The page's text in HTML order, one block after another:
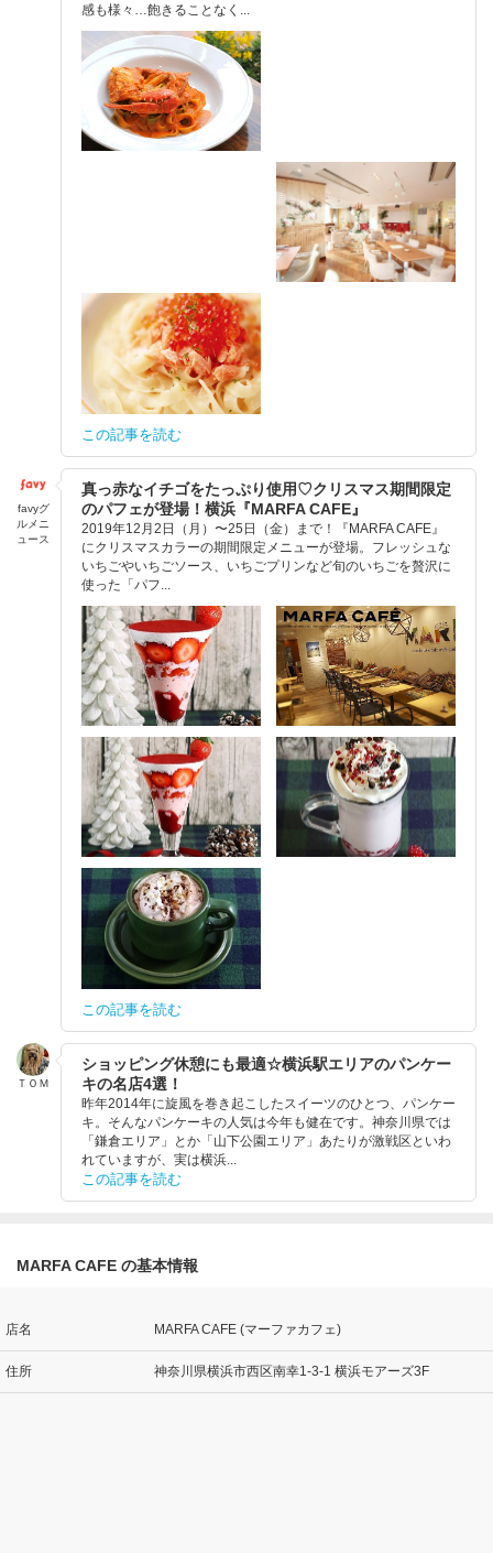
感も様々…飽きることなく...
この記事を読む
favyグ
ルメニ
ュース
真っ赤なイチゴをたっぷり使用♡クリスマス期間限定
のパフェが登場！横浜『MARFA CAFE』
2019年12月2日（月）〜25日（金）まで！『MARFA CAFE』
にクリスマスカラーの期間限定メニューが登場。フレッシュな
いちごやいちごソース、いちごプリンなど旬のいちごを贅沢に
使った「パフ...
この記事を読む
ＴＯＭ
ショッピング休憩にも最適☆横浜駅エリアのパンケー
キの名店4選！
昨年2014年に旋風を巻き起こしたスイーツのひとつ、パンケー
キ。そんなパンケーキの人気は今年も健在です。神奈川県では
「鎌倉エリア」とか「山下公園エリア」あたりが激戦区といわ
れていますが、実は横浜...
この記事を読む
MARFA CAFE の基本情報
店名 MARFA CAFE (マーファカフェ)
住所 神奈川県横浜市西区南幸1-3-1 横浜モアーズ3F